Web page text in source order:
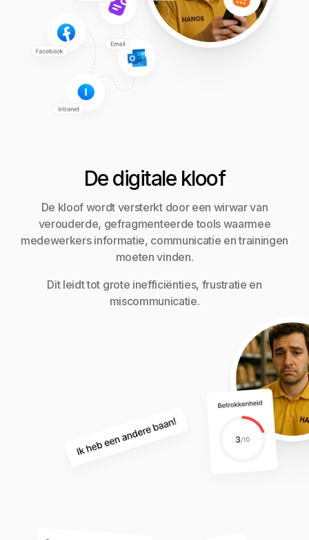
De digitale kloof
De kloof wordt versterkt door een wirwar van
verouderde, gefragmenteerde tools waarmee
medewerkers informatie, communicatie en trainingen
moeten vinden.
Dit leidt tot grote inefficiënties, frustratie en
miscommunicatie.